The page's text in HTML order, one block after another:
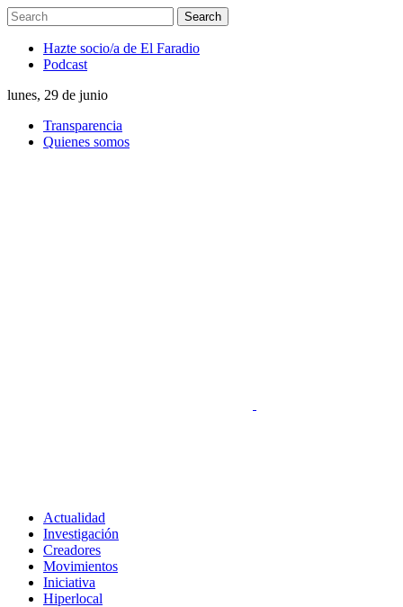
Hazte socio/a de El Faradio
Podcast
lunes, 29 de junio
Transparencia
Quienes somos
Actualidad
Investigación
Creadores
Movimientos
Iniciativa
Hiperlocal